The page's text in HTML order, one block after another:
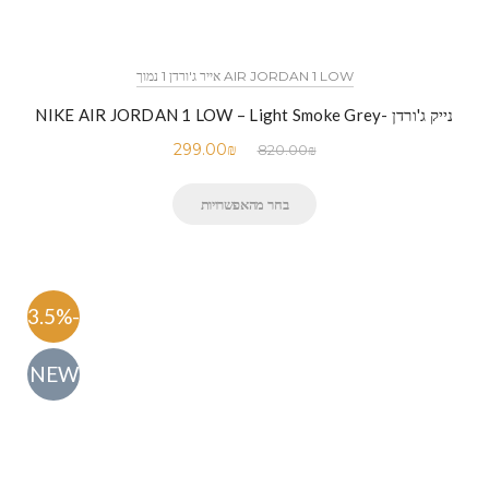
AIR JORDAN 1 LOW אייר ג'ורדן 1 נמוך
נייק ג'ורדן -NIKE AIR JORDAN 1 LOW – Light Smoke Grey
820.00₪
299.00₪
בחר מהאפשרויות
-63.5%
NEW